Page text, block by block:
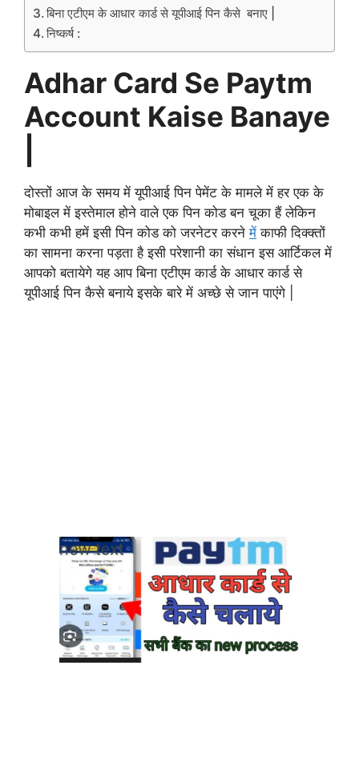
बिना एटीएम के आधार कार्ड से यूपीआई पिन कैसे बनाए |
निष्कर्ष :
Adhar Card Se Paytm
Account Kaise Banaye
दोस्तों आज के समय में यूपीआई पिन पेमेंट के मामले में हर एक के
मोबाइल में इस्तेमाल होने वाले एक पिन कोड बन चूका हैं लेकिन
कभी कभी हमें इसी पिन कोड को जरनेटर करनेमें काफी दिक्क्तों
का सामना करना पड़ता है इसी परेशानी का संधान इस आर्टिकल में
आपको बतायेगे यह आप बिना एटीएम कार्ड के आधार कार्ड से
यूपीआई पिन कैसे बनाये इसके बारे में अच्छे से जान पाएंगे |